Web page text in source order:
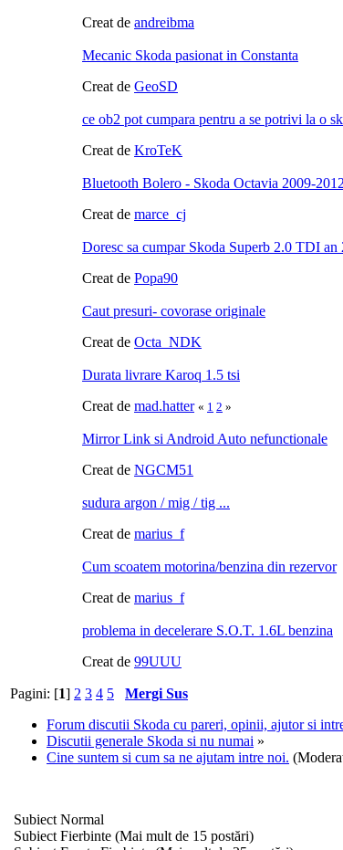
Creat de andreibma
Mecanic Skoda pasionat in Constanta
Creat de GeoSD
ce ob2 pot cumpara pentru a se potrivi la o
Creat de KroTeK
Bluetooth Bolero - Skoda Octavia 2009-2012
Creat de marce_cj
Doresc sa cumpar Skoda Superb 2.0 TDI an
Creat de Popa90
Caut presuri- covorase originale
Creat de Octa_NDK
Durata livrare Karoq 1.5 tsi
Creat de mad.hatter « 1 2 »
Mirror Link si Android Auto nefunctionale
Creat de NGCM51
sudura argon / mig / tig ...
Creat de marius_f
Cum scoatem motorina/benzina din rezervor
Creat de marius_f
problema in decelerare S.O.T. 1.6L benzina
Creat de 99UUU
Pagini: [1] 2 3 4 5
Mergi Sus
Forum discutii Skoda cu pareri, opinii, ajutor si
Discutii generale Skoda si nu numai »
Cine suntem si cum sa ne ajutam intre noi.
Subiect Normal
Subiect Fierbinte (Mai mult de 15 postări)